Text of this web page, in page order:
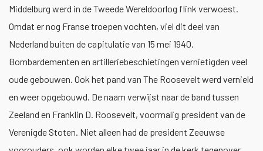
Middelburg werd in de Tweede Wereldoorlog flink verwoest.
Omdat er nog Franse troepen vochten, viel dit deel van
Nederland buiten de capitulatie van 15 mei 1940.
Bombardementen en artilleriebeschietingen vernietigden veel
oude gebouwen. Ook het pand van The Roosevelt werd vernield
en weer opgebouwd. De naam verwijst naar de band tussen
Zeeland en Franklin D. Roosevelt, voormalig president van de
Verenigde Stoten. Niet alleen had de president Zeeuwse